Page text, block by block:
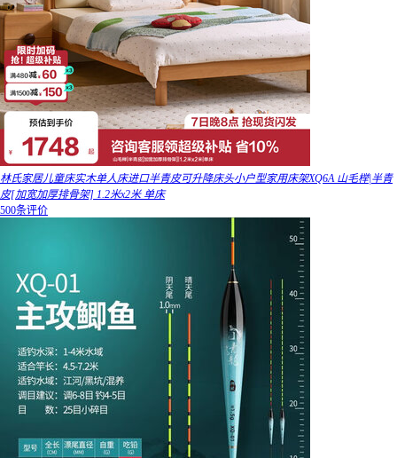
林氏家居儿童床实木单人床进口半青皮可升降床头小户型家用床架XQ6A 山毛榉|半青
皮[加宽加厚排骨架] 1.2米x2米 单床
500条评价